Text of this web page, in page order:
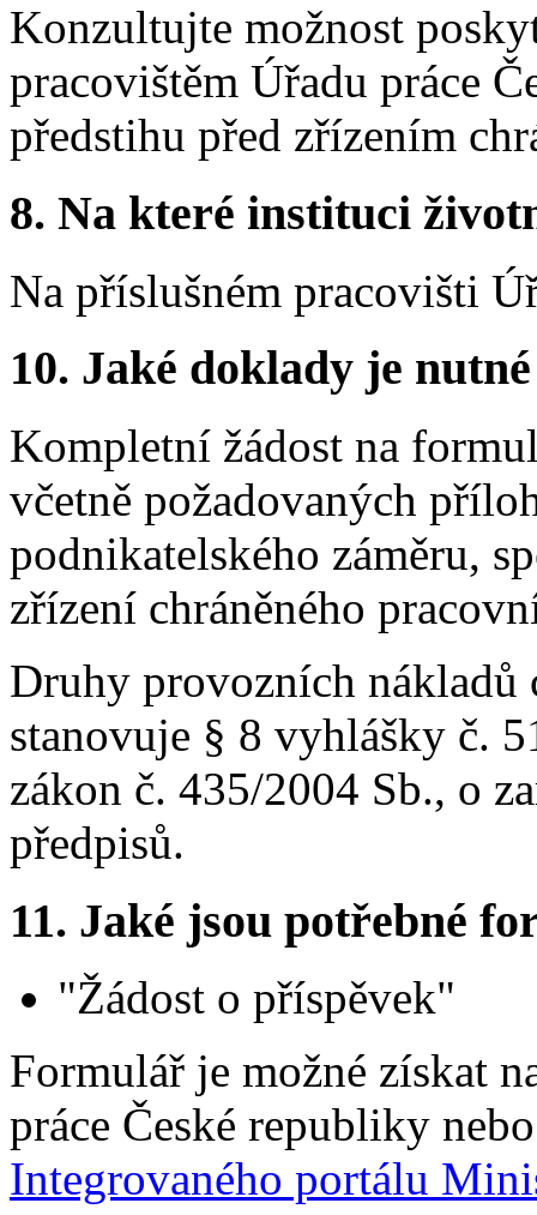
Konzultujte možnost
pracovištěm Úřadu práce
předstihu před zřízením
8. Na které instituci
Na příslušném pracovišti
10. Jaké doklady je
Kompletní žádost na
včetně požadovaných
podnikatelského záměru,
zřízení chráněného
Druhy provozních nákladů
stanovuje § 8 vyhlášky č.
zákon č. 435/2004 Sb., o
předpisů.
11. Jaké jsou potřebné
"Žádost o příspěvek"
Formulář je možné získat
práce České republiky
Integrovaného portálu